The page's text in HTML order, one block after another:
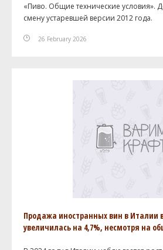
«Пиво. Общие технические условия».
смену устаревшей версии 2012 года.
26 February 2026
Продажа иностранных вин в Италии в
увеличилась на 4,7%, несмотря на